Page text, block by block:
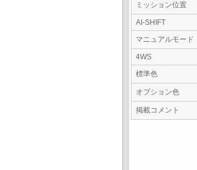
ミッション位置
AI-SHIFT
マニュアルモード
4WS
標準色
オプション色
掲載コメント